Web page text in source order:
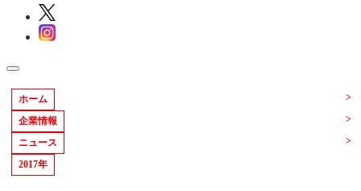
ホーム
企業情報
ニュース
2017年